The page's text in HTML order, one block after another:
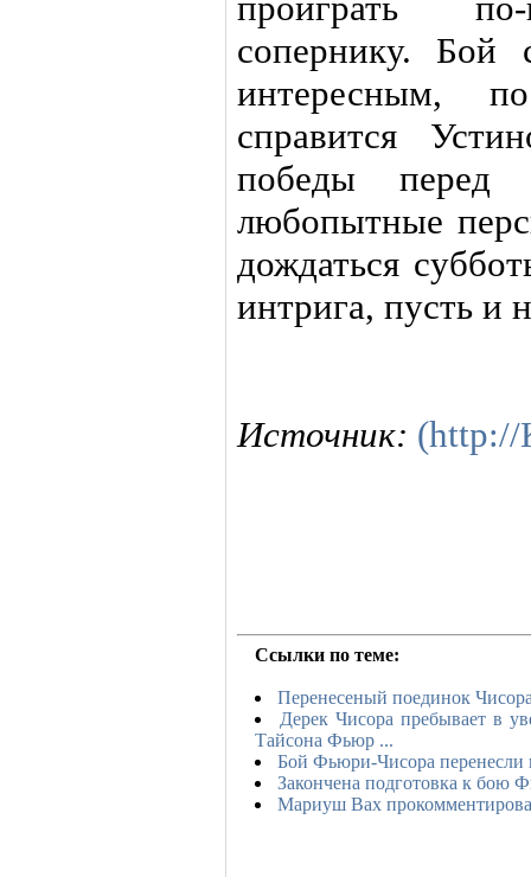
сопернику.
интересным,
справится
победы перед
любопытные
дождаться
интрига, пусть и
Источник: (http://
Ссылки по теме:
Перенесеный поединок
Дерек Чисора пребывает в
Тайсона Фьюр ...
Бой Фьюри-Чисора перенесли
Закончена подготовка к бою
Мариуш Вах